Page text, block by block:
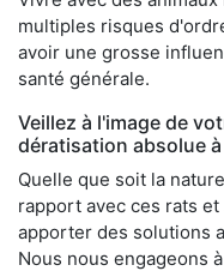
multiples risques
avoir une grosse
santé générale.
Veillez à l'image de
dératisation absolue
Quelle que soit la
rapport avec ces rats
apporter des solutions
Nous nous engageons